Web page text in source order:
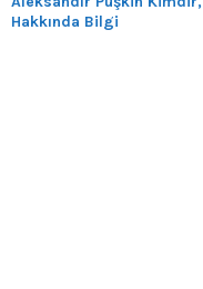
Hakkında Bilgi